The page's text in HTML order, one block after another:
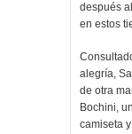
después
en estos
alegría,
de otra
Bochini,
camiseta